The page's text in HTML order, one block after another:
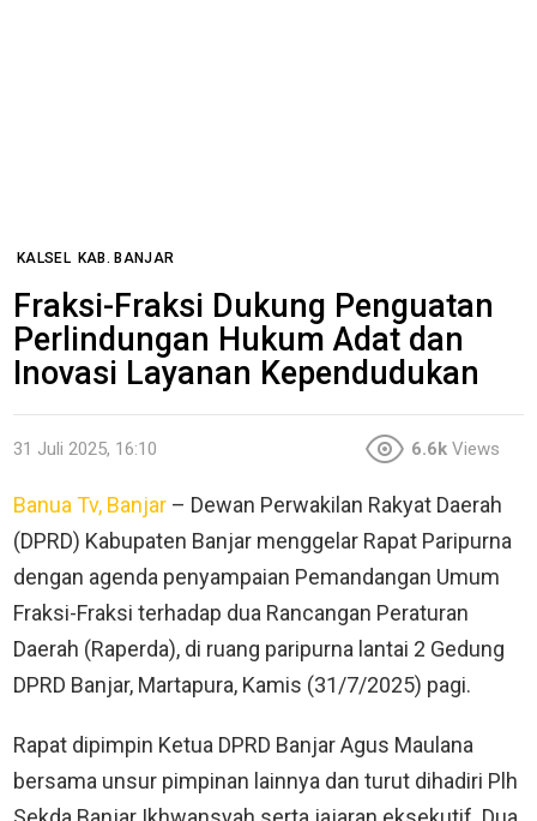
KALSEL KAB. BANJAR
Fraksi-Fraksi Dukung Penguatan
Perlindungan Hukum Adat dan
Inovasi Layanan Kependudukan
31 Juli 2025, 16:10 6.6k Views
Banua Tv, Banjar – Dewan Perwakilan Rakyat Daerah
(DPRD) Kabupaten Banjar menggelar Rapat Paripurna
dengan agenda penyampaian Pemandangan Umum
Fraksi-Fraksi terhadap dua Rancangan Peraturan
Daerah (Raperda), di ruang paripurna lantai 2 Gedung
DPRD Banjar, Martapura, Kamis (31/7/2025) pagi.
Rapat dipimpin Ketua DPRD Banjar Agus Maulana
bersama unsur pimpinan lainnya dan turut dihadiri Plh